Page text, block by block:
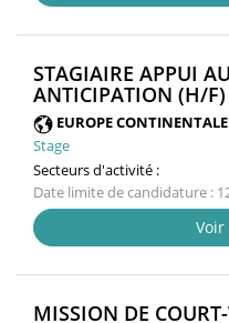
STAGIAIRE APPUI
ANTICIPATION (H/F)
EUROPE CONTINENTALE
Stage
Secteurs d'activité :
Date limite de candidature :
Voir
MISSION DE